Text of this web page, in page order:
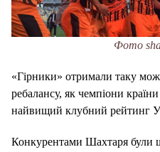
Фото
«Гірники» отримали таку
ребалансу, як чемпіони
найвищий клубний рейтинг
Конкурентами Шахтаря були